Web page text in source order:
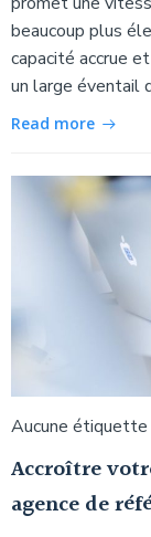
beaucoup plus
capacité accrue
un large éventail
Read more
Aucune étiquette
Accroître
agence de